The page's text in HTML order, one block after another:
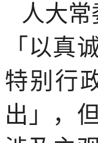
人大
「以真
特别行
出」，